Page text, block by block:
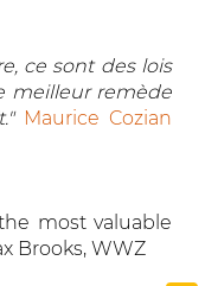
ce sont des lois
meilleur remède
Maurice Cozian
most valuable
Brooks, WWZ